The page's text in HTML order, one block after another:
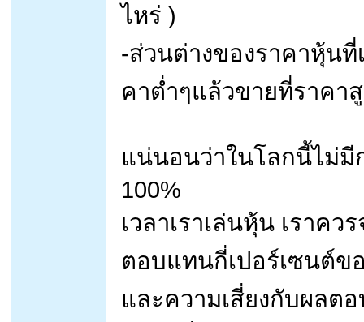
ไหร่ )
-ส่วนต่างของราคาหุ้น
คาต่ำๆแล้วขายที่ราคา
แน่นอนว่าในโลกนี้ไม่มี
100%
เวลาเราเล่นหุ้น เราคว
ตอบแทนกี่เปอร์เซนต์ข
และความเสี่ยงกับผล